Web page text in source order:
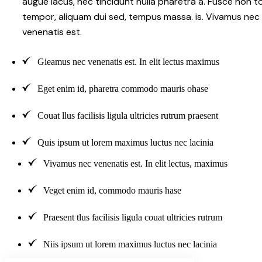
tempor, aliquam dui sed, tempus massa. is. Vivamus nec
venenatis est.
Gieamus nec venenatis est. In elit lectus maximus
Eget enim id, pharetra commodo mauris ohase
Couat llus facilisis ligula ultricies rutrum praesent
Quis ipsum ut lorem maximus luctus nec lacinia
Vivamus nec venenatis est. In elit lectus, maximus
Veget enim id, commodo mauris hase
Praesent tlus facilisis ligula couat ultricies rutrum
Niis ipsum ut lorem maximus luctus nec lacinia